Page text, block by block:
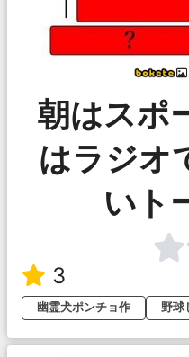
朝はスポ
はラジオ
いト
3
幽霊犬ポンチョ作
野球